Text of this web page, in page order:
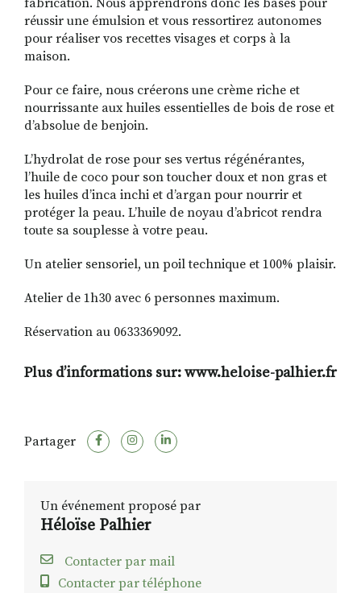
fabrication. Nous apprendrons donc les bases pour
réussir une émulsion et vous ressortirez autonomes
pour réaliser vos recettes visages et corps à la
maison.
Pour ce faire, nous créerons une crème riche et
nourrissante aux huiles essentielles de bois de rose et
d’absolue de benjoin.
L’hydrolat de rose pour ses vertus régénérantes,
l’huile de coco pour son toucher doux et non gras et
les huiles d’inca inchi et d’argan pour nourrir et
protéger la peau. L’huile de noyau d’abricot rendra
toute sa souplesse à votre peau.
Un atelier sensoriel, un poil technique et 100% plaisir.
Atelier de 1h30 avec 6 personnes maximum.
Réservation au 0633369092.
Plus d’informations sur: www.heloise-palhier.fr
Partager
Un événement proposé par
Héloïse Palhier
Contacter par mail
Contacter par téléphone